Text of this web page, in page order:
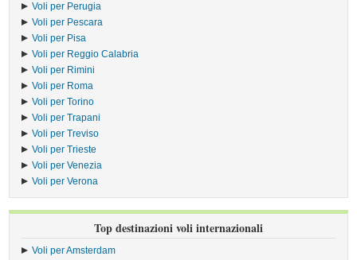
Voli per Perugia
Voli per Pescara
Voli per Pisa
Voli per Reggio Calabria
Voli per Rimini
Voli per Roma
Voli per Torino
Voli per Trapani
Voli per Treviso
Voli per Trieste
Voli per Venezia
Voli per Verona
Top destinazioni voli internazionali
Voli per Amsterdam